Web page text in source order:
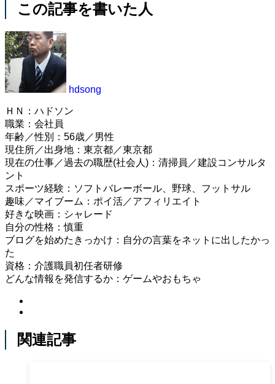
この記事を書いた人
hdsong
ＨＮ：ハドソン
職業：会社員
年齢／性別：56歳／男性
現住所／出身地：東京都／東京都
現在の仕事／過去の職歴(社会人)：清掃員／建設コンサルタ
ント
スポーツ経験：ソフトバレーボール、野球、フットサル
趣味／マイブーム：ポイ活／アフィリエイト
好きな映画：シャレード
自分の性格：慎重
ブログを始めたきっかけ：自分の言葉をネットに出したかっ
た
資格：介護職員初任者研修
どんな情報を発信するか：ゲームやおもちゃ
関連記事